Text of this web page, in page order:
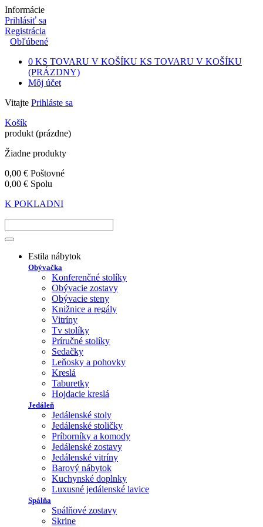
Informácie
Prihlásiť sa
Registrácia
Obľúbené
0 KS TOVARU V KOŠÍKU KS TOVARU V KOŠÍKU
(PRÁZDNY)
Môj účet
Vitajte Prihláste sa
Košík
produkt (prázdne)
Žiadne produkty
0,00 € Poštovné
0,00 € Spolu
K POKLADNI
Estila nábytok
Obývačka
Konferenčné stolíky
Obývacie zostavy
Obývacie steny
Knižnice a regály
Vitríny
Tv stolíky
Príručné stolíky
Sedačky
Leňosky a pohovky
Kreslá
Taburetky
Hojdacie kreslá
Jedáleň
Jedálenské stoly
Jedálenské stoličky
Príborníky a komody
Jedálenské zostavy
Jedálenské vitríny
Barový nábytok
Kuchynské doplnky
Luxusné jedálenské lavice
Spálňa
Spálňové zostavy
Skrine